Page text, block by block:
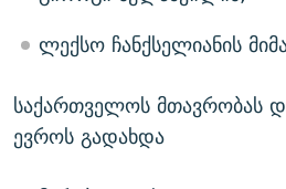
ლექსო ჩანქსელიანის
საქართველოს მთავრობას
ევროს გადახდა